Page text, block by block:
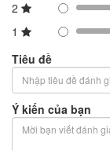
2
1
Tiêu đề
Ý kiến của bạn